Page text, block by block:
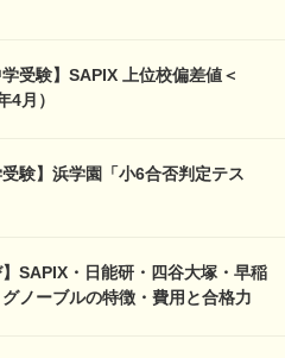
受験】SAPIX 上位校偏差値＜
4月）
験】浜学園「小6合否判定テス
】SAPIX・日能研・四谷大塚・早稲
ノーブルの特徴・費用と合格力